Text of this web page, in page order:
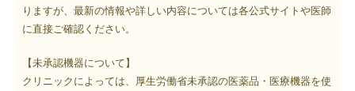
りますが、最新の情報や詳しい内容については各公式サイトや医師
に直接ご確認ください。
【未承認機器について】
クリニックによっては、厚生労働省未承認の医薬品・医療機器を使